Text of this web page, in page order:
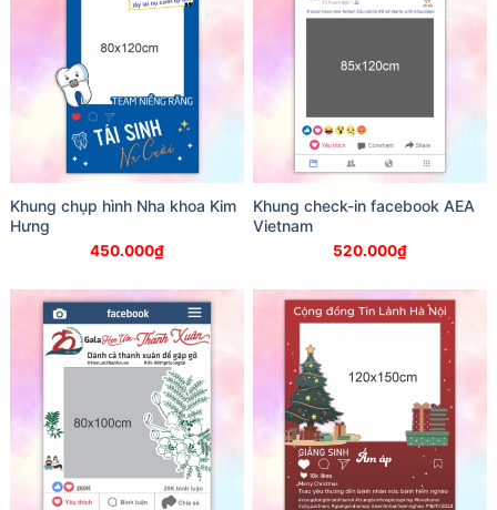
Khung chụp hình Nha khoa Kim
Hưng
450.000₫
Khung check-in facebook AEA
Vietnam
520.000₫